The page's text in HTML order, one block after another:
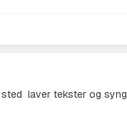
laver tekster og